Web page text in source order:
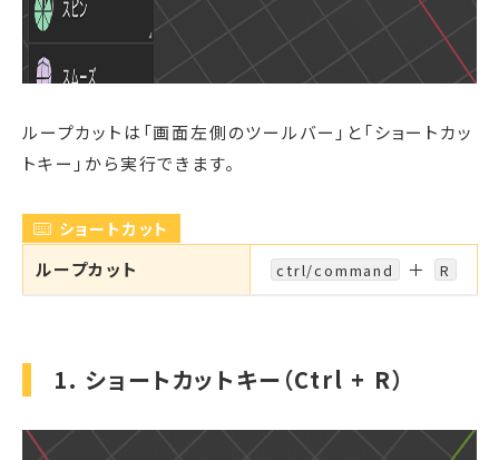
ループカットは「画面左側のツールバー」と「ショートカッ
トキー」から実行できます。
ショートカット
ループカット ctrl/command ＋ R
1. ショートカットキー（Ctrl + R）